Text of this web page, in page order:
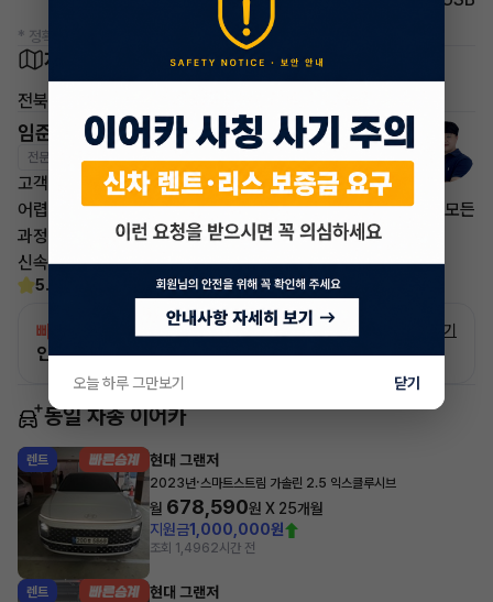
* 정확한 정보는 판매자와 반드시 확인하시기 바랍니다.
차량 위치
전북특별자치도 군산시
임준영 매니저
전문교육수료 자격인증완료
고객님의 만족이 첫번째 목표입니다.
어렵고 복잡한 리스/렌트 처분 손실은 줄이고 빠른승계 처리로 모든
과정을 안전하고
신속하게 차량 인도까지 책임지도록 하겠습니다.
5.0
빠른승계
서비스
인증 차량으로 승계하는 이유?
자세히 보기
동일 차종 이어카
렌트 현대 그랜저
2023년·스마트스트림 가솔린 2.5 익스클루시브
월 678,590원 X 25개월
지원금1,000,000원
조회 1,4962시간 전
렌트 현대 그랜저
오늘 하루 그만보기 닫기